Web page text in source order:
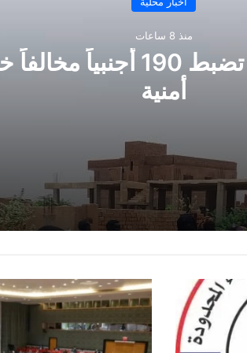
منذ 8 ساعات
شرطة جبل أولياء تضبط 190
أمنية